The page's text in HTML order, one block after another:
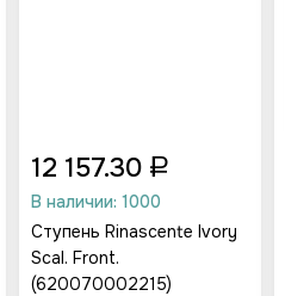
В наличии: 1000
Ступень Rinascente Ivory
Scal. Front.
(620070002215)
12 157.30